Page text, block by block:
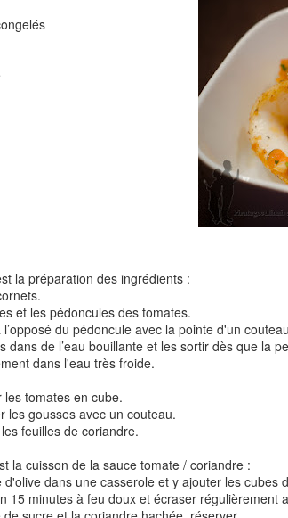
la préparation des ingrédients :
et les pédoncules des tomates.
du pédoncule avec la pointe d'un
dans de l’eau bouillante et les sortir dès que la
dans l'eau très froide.
tomates en cube.
les gousses avec un couteau.
feuilles de coriandre.
la cuisson de la sauce tomate / coriandre :
dans une casserole et y ajouter les cubes
15 minutes à feu doux et écraser régulièrement
Chou rouge en salade
4